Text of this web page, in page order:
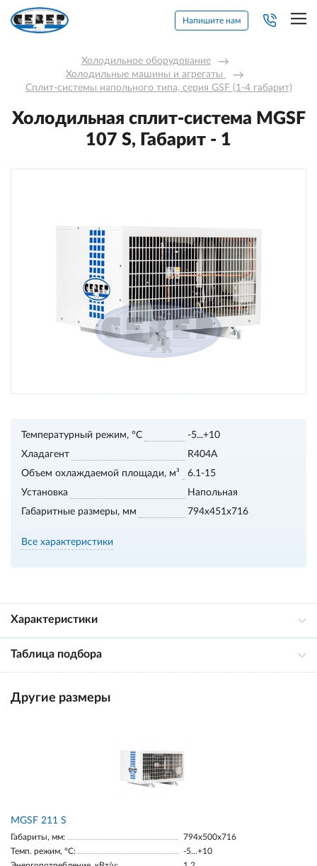
Напишите нам
Холодильное оборудование →
Холодильные машины и агрегаты →
Сплит-системы напольного типа, серия GSF (1-4 габарит)
Холодильная сплит-система МGSF
107 S, Габарит - 1
Температурный режим, °С
-5...+10
Хладагент
R404A
Объем охлаждаемой площади, м³
6.1-15
Установка
Напольная
Габаритные размеры, мм
794x451x716
Все характеристики
Характеристики
Таблица подбора
Другие размеры
МGSF 211 S
Габариты, мм:
794x500x716
Темп. режим, °С:
-5...+10